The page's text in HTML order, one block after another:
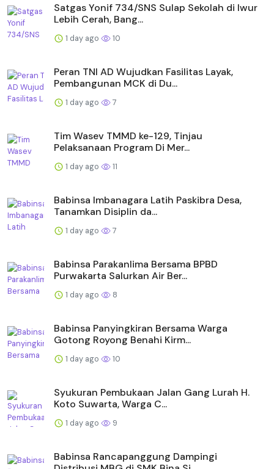
Satgas Yonif 734/SNS Sulap Sekolah di Iwur
Lebih Cerah, Bang...
1 day ago 10
Peran TNI AD Wujudkan Fasilitas Layak,
Pembangunan MCK di Du...
1 day ago 7
Tim Wasev TMMD ke-129, Tinjau
Pelaksanaan Program Di Mer...
1 day ago 11
Babinsa Imbanagara Latih Paskibra Desa,
Tanamkan Disiplin da...
1 day ago 7
Babinsa Parakanlima Bersama BPBD
Purwakarta Salurkan Air Ber...
1 day ago 8
Babinsa Panyingkiran Bersama Warga
Gotong Royong Benahi Kirm...
1 day ago 10
Syukuran Pembukaan Jalan Gang Lurah H.
Koto Suwarta, Warga C...
1 day ago 9
Babinsa Rancapanggung Dampingi